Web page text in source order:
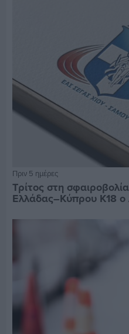
Πριν 5 ημέρες
Τρίτος στη
Ελλάδας–Κύπρου Κ18 ο